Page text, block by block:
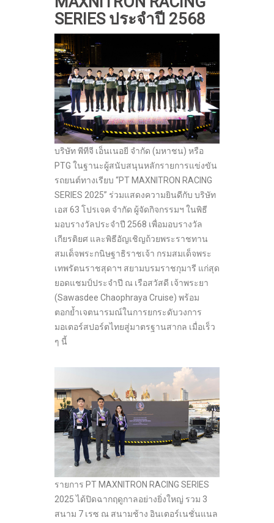
SERIES ประจำปี 2568
บริษัท พีทีจี เอ็นเนอยี จำกัด (มหาชน) หรือ
PTG ในฐานะผู้สนับสนุนหลักรายการแข่งขัน
รถยนต์ทางเรียบ “PT MAXNITRON RACING
SERIES 2025” ร่วมแสดงความยินดีกับ บริษัท
เอส 63 โปรเจค จำกัด ผู้จัดกิจกรรมฯ ในพิธี
มอบรางวัลประจำปี 2568 เพื่อมอบรางวัล
เกียรติยศ และพิธีอัญเชิญถ้วยพระราชทาน
สมเด็จพระกนิษฐาธิราชเจ้า กรมสมเด็จพระ
เทพรัตนราชสุดาฯ สยามบรมราชกุมารี แก่สุด
ยอดแชมป์ประจำปี ณ เรือสวัสดี เจ้าพระยา
(Sawasdee Chaophraya Cruise) พร้อม
ตอกย้ำเจตนารมณ์ในการยกระดับวงการ
มอเตอร์สปอร์ตไทยสู่มาตรฐานสากล เมื่อเร็ว
ๆ นี้
รายการ PT MAXNITRON RACING SERIES
2025 ได้ปิดฉากฤดูกาลอย่างยิ่งใหญ่ รวม 3
สนาม 7 เรซ ณ สนามช้าง อินเตอร์เนชั่นแนล